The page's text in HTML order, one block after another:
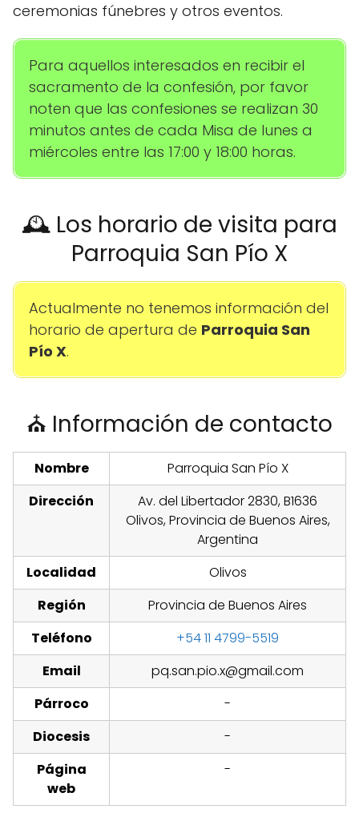
ceremonias fúnebres y otros eventos.
Para aquellos interesados en recibir el
sacramento de la confesión, por favor
noten que las confesiones se realizan 30
minutos antes de cada Misa de lunes a
miércoles entre las 17:00 y 18:00 horas.
🕰️ Los horario de visita para
Parroquia San Pío X
Actualmente no tenemos información del
horario de apertura de Parroquia San
Pío X.
⛪ Información de contacto
Nombre
Parroquia San Pío X
Dirección
Av. del Libertador 2830, B1636
Olivos, Provincia de Buenos Aires,
Argentina
Localidad
Olivos
Región
Provincia de Buenos Aires
Teléfono
+54 11 4799-5519
Email
pq.san.pio.x@gmail.com
Párroco
-
Diocesis
-
Página
web
-